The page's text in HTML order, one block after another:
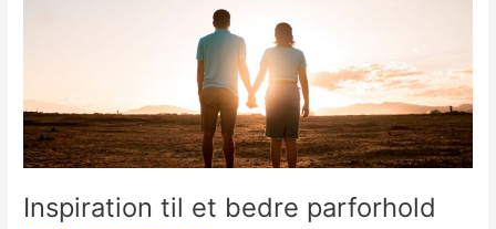
Inspiration til et bedre parforhold